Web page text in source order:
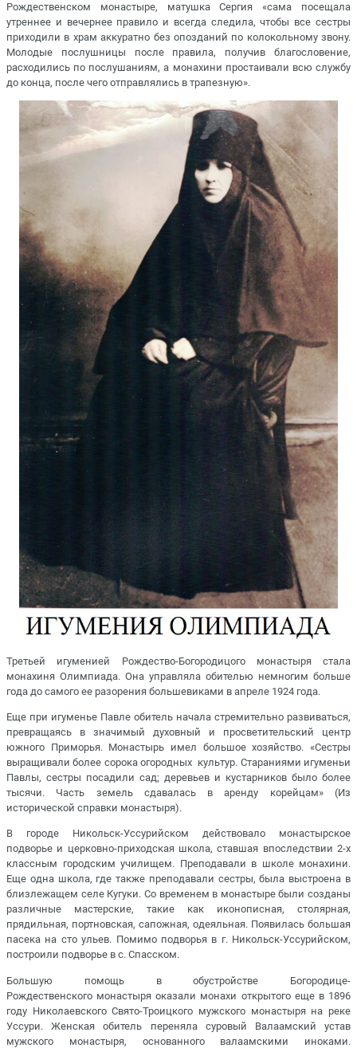
Рождественском монастыре, матушка Сергия «сама посещала
утреннее и вечернее правило и всегда следила, чтобы все сестры
приходили в храм аккуратно без опозданий по колокольному звону.
Молодые послушницы после правила, получив благословение,
расходились по послушаниям, а монахини простаивали всю службу
до конца, после чего отправлялись в трапезную».
Третьей игуменией Рождество-Богородицого монастыря стала
монахиня Олимпиада. Она управляла обителью немногим больше
года до самого ее разорения большевиками в апреле 1924 года.
Еще при игуменье Павле обитель начала стремительно развиваться,
превращаясь в значимый духовный и просветительский центр
южного Приморья. Монастырь имел большое хозяйство. «Сестры
выращивали более сорока огородных культур. Стараниями игуменьи
Павлы, сестры посадили сад; деревьев и кустарников было более
тысячи. Часть земель сдавалась в аренду корейцам» (Из
исторической справки монастыря).
В городе Никольск-Уссурийском действовало монастырское
подворье и церковно-приходская школа, ставшая впоследствии 2-х
классным городским училищем. Преподавали в школе монахини.
Еще одна школа, где также преподавали сестры, была выстроена в
близлежащем селе Кугуки. Со временем в монастыре были созданы
различные мастерские, такие как иконописная, столярная,
прядильная, портновская, сапожная, одеяльная. Появилась большая
пасека на сто ульев. Помимо подворья в г. Никольск-Уссурийском,
построили подворье в с. Спасском.
Большую помощь в обустройстве Богородице-
Рождественского монастыря оказали монахи открытого еще в 1896
году Николаевского Свято-Троицкого мужского монастыря на реке
Уссури. Женская обитель переняла суровый Валаамский устав
мужского монастыря, основанного валаамскими иноками.